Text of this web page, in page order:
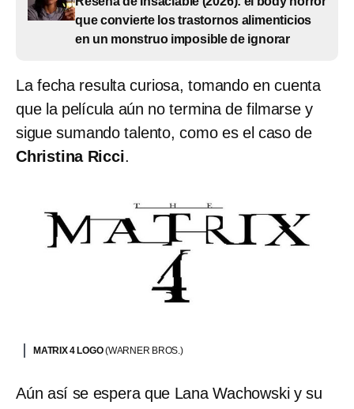
que convierte los trastornos alimenticios
en un monstruo imposible de ignorar
La fecha resulta curiosa, tomando en cuenta
que la película aún no termina de filmarse y
sigue sumando talento, como es el caso de
Christina Ricci.
MATRIX 4 LOGO(WARNER BROS.)
Aún así se espera que Lana Wachowski y su